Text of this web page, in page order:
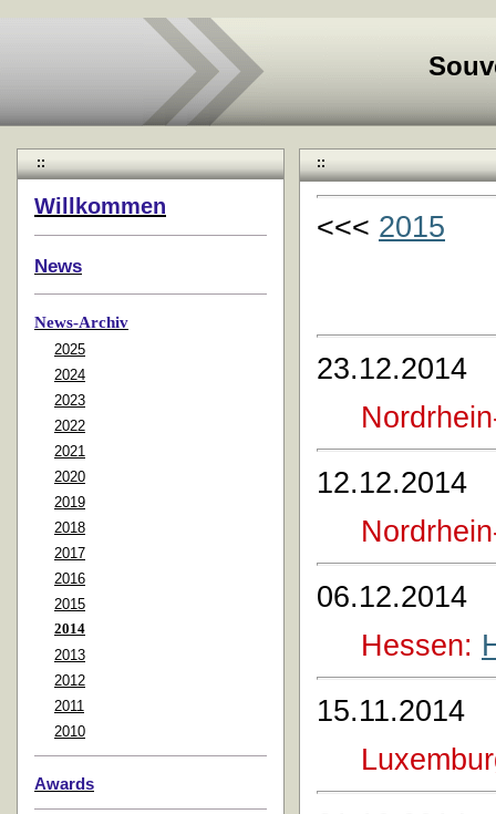
::
Willkommen
News
News-Archiv
2025
2024
2023
2022
2021
2020
2019
2018
2017
2016
2015
2014
2013
2012
2011
2010
Awards
::
<<< 2015
23.12.2014
12.12.2014
06.12.2014
Hessen:
15.11.2014